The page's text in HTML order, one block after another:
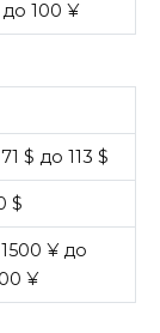
100 ¥
$ до 113 $
$
¥ до
¥